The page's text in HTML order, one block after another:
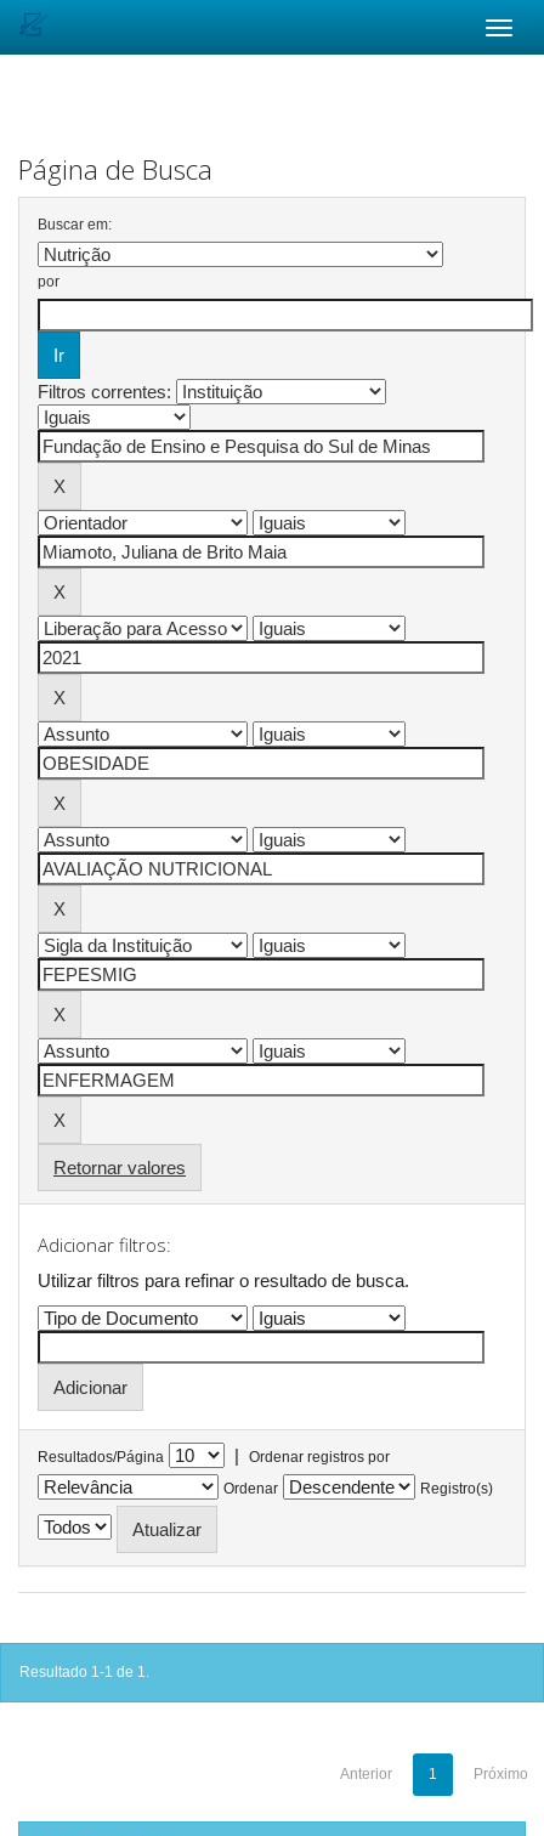
Página de Busca
Buscar em:
por
Filtros correntes:
Retornar valores
Adicionar filtros:
Utilizar filtros para refinar o resultado de busca.
Resultados/Página |
Ordenar registros por
Ordenar
Registro(s)
Resultado 1-1 de 1.
Anterior 1 Próximo